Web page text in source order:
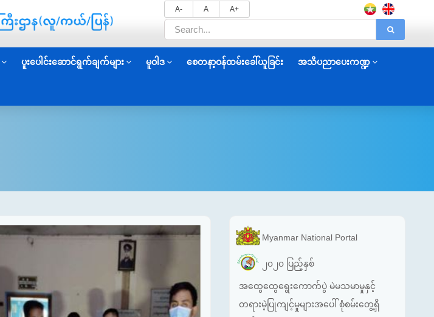
A- A A+
ပူးပေါင်းဆောင်ရွက်ချက်များ မူဝါဒ စေတနာ့ဝန်ထမ်းခေါ်ယူခြင်း အသိပညာပေးကဏ္ဍ
Myanmar National Portal
၂၀၂၀ ပြည့်နှစ်
အထွေထွေရွေးကောက်ပွဲ မဲမသမာမှုနှင့်
တရားမဲ့ပြုကျင့်မှုများအပေါ် စုံစမ်းတွေ့ရှိ